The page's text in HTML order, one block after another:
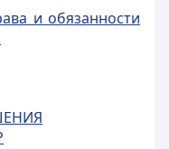
и обязанности